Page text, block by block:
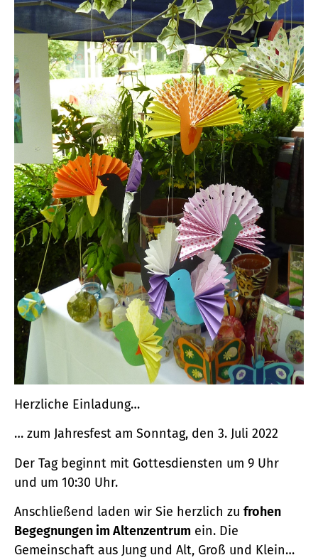
Herzliche Einladung…
… zum Jahresfest am Sonntag, den 3. Juli 2022
Der Tag beginnt mit Gottesdiensten um 9 Uhr
und um 10:30 Uhr.
Anschließend laden wir Sie herzlich zu frohen
Begegnungen im Altenzentrum ein. Die
Gemeinschaft aus Jung und Alt, Groß und Klein…